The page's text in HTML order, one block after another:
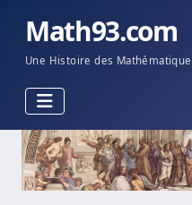
Math93.com
Une Histoire des